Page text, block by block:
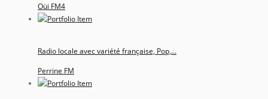
Oüi FM4
Radio locale avec variété française, Pop,...
Perrine FM